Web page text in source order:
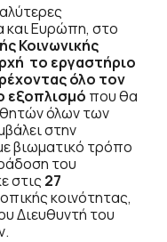
και Ευρώπη, στο
Κοινωνικής
το εργαστήριο
όλο τον
εξοπλισμό που θα
όλων των
στην
βιωματικό τρόπο
του
στις 27
κοινότητας,
Διευθυντή του